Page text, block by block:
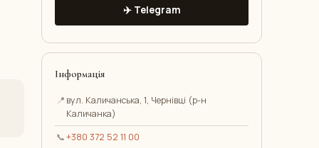
✈️ Telegram
Інформація
📍 вул. Каличанська, 1, Чернівці (р-н
Каличанка)
📞+380 372 52 11 00